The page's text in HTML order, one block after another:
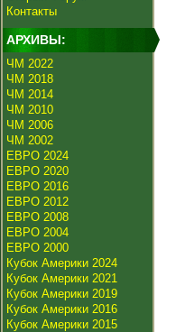
Контакты
АРХИВЫ:
ЧМ 2022
ЧМ 2018
ЧМ 2014
ЧМ 2010
ЧМ 2006
ЧМ 2002
ЕВРО 2024
ЕВРО 2020
ЕВРО 2016
ЕВРО 2012
ЕВРО 2008
ЕВРО 2004
ЕВРО 2000
Кубок Америки 2024
Кубок Америки 2021
Кубок Америки 2019
Кубок Америки 2016
Кубок Америки 2015